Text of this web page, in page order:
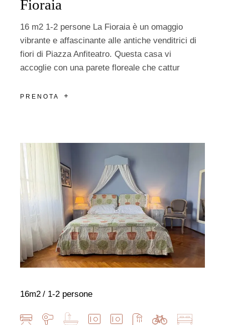
Fioraia
16 m2 1-2 persone La Fioraia è un omaggio
vibrante e affascinante alle antiche venditrici di
fiori di Piazza Anfiteatro. Questa casa vi
accoglie con una parete floreale che cattur
PRENOTA
16m2 1-2 persone